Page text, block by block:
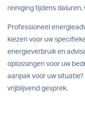
reiniging tijdens
Professioneel
kiezen voor uw
energieverbruik en
oplossingen voor uw
aanpak voor uw situatie?
vrijblijvend gesprek.